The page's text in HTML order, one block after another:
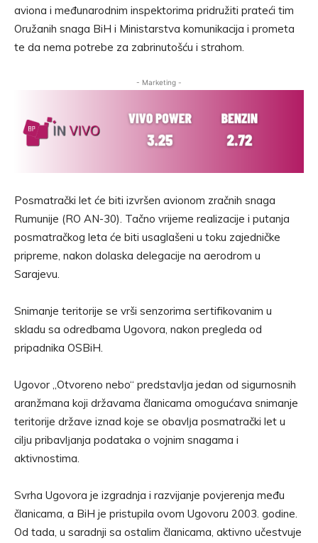
aviona i međunarodnim inspektorima pridružiti prateći tim
Oružanih snaga BiH i Ministarstva komunikacija i prometa
te da nema potrebe za zabrinutošću i strahom.
- Marketing -
Posmatrački let će biti izvršen avionom zračnih snaga
Rumunije (RO AN-30). Tačno vrijeme realizacije i putanja
posmatračkog leta će biti usaglašeni u toku zajedničke
pripreme, nakon dolaska delegacije na aerodrom u
Sarajevu.
Snimanje teritorije se vrši senzorima sertifikovanim u
skladu sa odredbama Ugovora, nakon pregleda od
pripadnika OSBiH.
Ugovor „Otvoreno nebo“ predstavlјa jedan od sigurnosnih
aranžmana koji državama članicama omogućava snimanje
teritorije države iznad koje se obavlјa posmatrački let u
cilјu pribavlјanja podataka o vojnim snagama i
aktivnostima.
Svrha Ugovora je izgradnja i razvijanje povjerenja među
članicama, a BiH je pristupila ovom Ugovoru 2003. godine.
Od tada, u saradnji sa ostalim članicama, aktivno učestvuje